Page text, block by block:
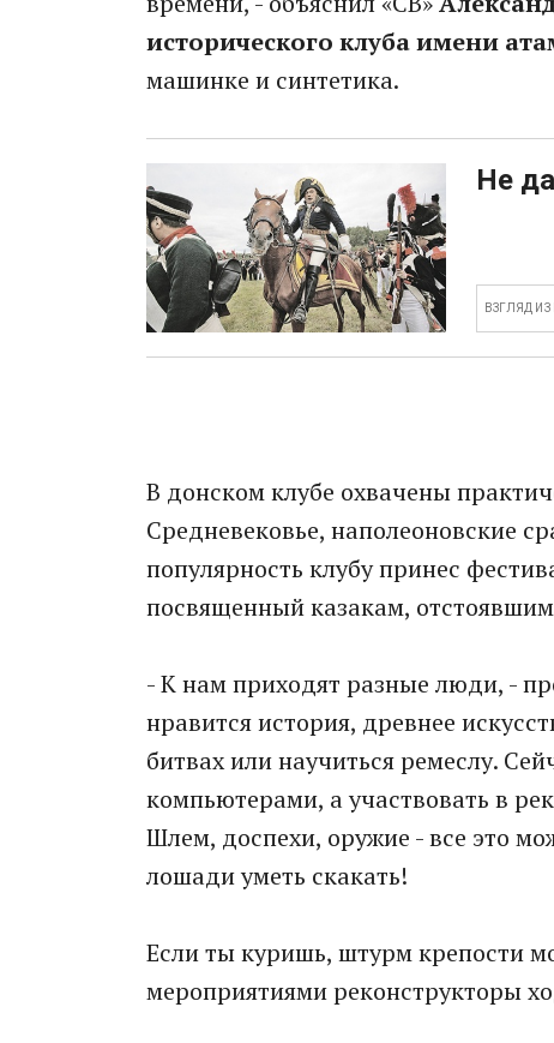
исторического клуба имени
машинке и синтетика.
Не
ВЗГЛЯД
В донском клубе охвачены
Средневековье, наполеоновские
популярность клубу принес
посвященный казакам,
- К нам приходят разные люди, -
нравится история, древнее
битвах или научиться ремеслу.
компьютерами, а участвовать в
Шлем, доспехи, оружие - все это
лошади уметь скакать!
Если ты куришь, штурм крепости
мероприятиями реконструкторы